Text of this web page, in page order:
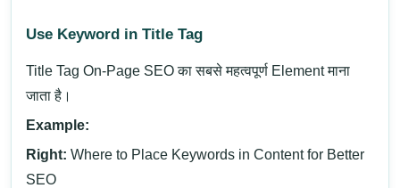
Use Keyword in Title Tag
Title Tag On-Page SEO का सबसे महत्वपूर्ण Element माना
जाता है।
Example:
Right: Where to Place Keywords in Content for Better
SEO